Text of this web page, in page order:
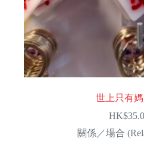
世上只有
HK$
關係／場合